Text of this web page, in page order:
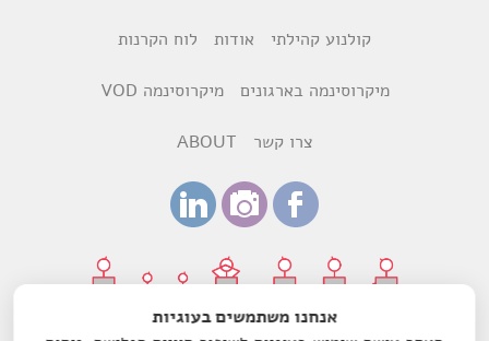
קולנוע קהילתי אודות לוח הקרנות
מיקרוסינמה בארגונים מיקרוסינמה VOD
צרו קשר ABOUT
אנחנו משתמשים בעוגיות